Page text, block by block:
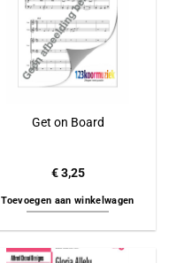
Get on Board
€3,25
Toevoegen aan winkelwagen